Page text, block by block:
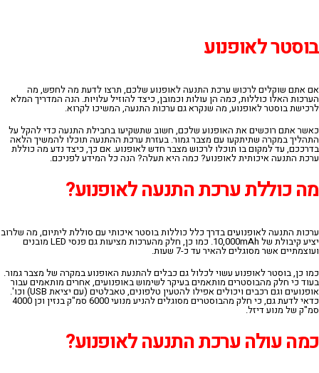
בוסטר לאופנוע
אם אתם שוקלים לרכוש ערכת התנעה לאופנוע שלכם, תרצו לדעת מה לחפש, מה
הערכות האלו כוללות, כמה הן עולות וכמובן, כיצד להוזיל עלויות. הנה המדריך המלא
לרכישת בוסטר לאופנוע, מה שנקרא גם ערכות התנעה, המשיכו לקרוא.
כאשר אתם רוכשים את האופנוע שלכם, חשוב שתשקיעו בחבילת התנעה כדי להקל על
התהליך במקרה שתיתקעו עם מצבר גמור. בעזרת ערכת ההתנעה תוכלו להמשיך הלאה
בדרככם, עד למקום בו תוכלו לרכוש מצבר חדש לאופנוע. אם כך, כיצד נדע מה כוללת
ערכת התנעהאיכותיתלאופנוע? כמה היא תעלה? הנה כל המידעלפניכם.
מהכוללתערכתהתנעהלאופנוע?
ערכות התנעהלאופנועיםבדרך כלל כוללותבוסטר איכותי עם סוללת ליתיום, מה שלרוב
יציע קיבולת של 10,000 mAh . כמו כן, חלק מהערכות מציעות גם פנסי LED מובנים
ועוצמתיים אשר מסוגלים להאיר עד כ-7 שעות.
כמו כן, בוסטר לאופנוע עשוי לכלול גם כבלים להתנעת האופנוע במקרה של מצבר גמור.
בעוד כי חלק מהבוסטרים מותאמים בעיקר לשימוש באופנועים, אחרים מותאמים עבור
אופנועים וגם רכבים ויכולים אפילו להטעין טלפונים, טאבלטים (עם יציאת USB) וכו'.
כדאי לדעת גם, כי חלק מהבוסטרים מסוגלים להניע מנועי 6000 סמ"ק בנזין וכן 4000
סמ"ק של מנוע דיזל.
כמה עולה ערכת התנעה לאופנוע?